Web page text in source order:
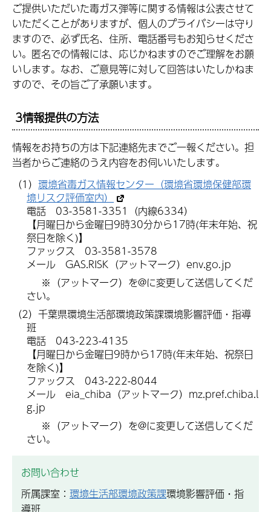
ご提供いただいた毒ガス弾等に関する情報は公表させて
いただくことがありますが、 個人のプライバシーは守り
ますので、必ず氏名、住所、電話番号もお知らせくださ
い。 匿名での情報には、応じかねますのでご理解をお願
いします。なお、ご意見等に対して回答はいたしかねま
すので、その旨ご了承願います。
3情報提供の方法
情報をお持ちの方は下記連絡先までご一報ください。担
当者からご連絡のうえ内容をお伺いいたします。
（1） 環境省毒ガス情報センター（環境省環境保健部環
境リスク評価室内）
電話 03-3581-3351（内線6334）
【月曜日から金曜日9時30分から17時(年末年始、祝
祭日を除く)】
ファックス 03-3581-3578
メール GAS.RISK（アットマーク）env.go.jp
※（アットマーク）を@に変更して送信してくだ
さい。
（2）千葉県環境生活部環境政策課環境影響評価・指導
班
電話 043-223-4135
【月曜日から金曜日9時から17時(年末年始、祝祭日
を除く)】
ファックス 043-222-8044
メール eia_chiba（アットマーク）mz.pref.chiba.l
g.jp
※（アットマーク）を@に変更して送信してくだ
さい。
お問い合わせ
所属課室： 環境生活部環境政策課環境影響評価・指
導班